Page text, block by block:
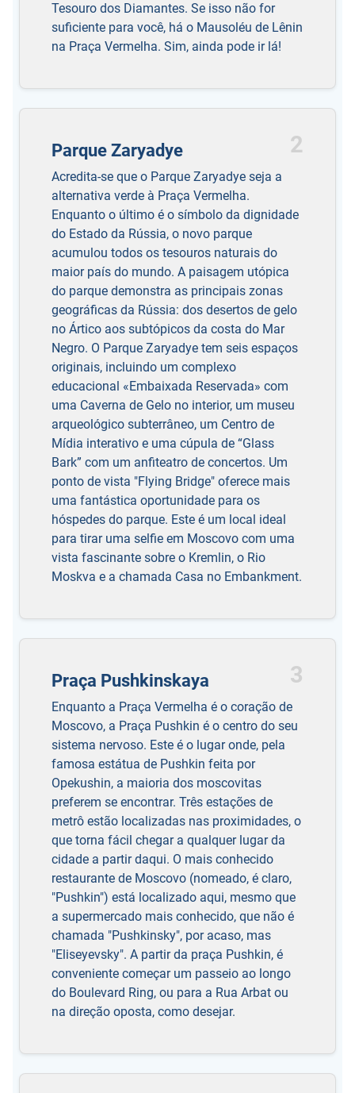
Tesouro dos Diamantes. Se isso não for
suficiente para você, há o Mausoléu de Lênin
na Praça Vermelha. Sim, ainda pode ir lá!
2
Parque Zaryadye
Acredita-se que o Parque Zaryadye seja a
alternativa verde à Praça Vermelha.
Enquanto o último é o símbolo da dignidade
do Estado da Rússia, o novo parque
acumulou todos os tesouros naturais do
maior país do mundo. A paisagem utópica
do parque demonstra as principais zonas
geográficas da Rússia: dos desertos de gelo
no Ártico aos subtópicos da costa do Mar
Negro. O Parque Zaryadye tem seis espaços
originais, incluindo um complexo
educacional «Embaixada Reservada» com
uma Caverna de Gelo no interior, um museu
arqueológico subterrâneo, um Centro de
Mídia interativo e uma cúpula de “Glass
Bark” com um anfiteatro de concertos. Um
ponto de vista "Flying Bridge" oferece mais
uma fantástica oportunidade para os
hóspedes do parque. Este é um local ideal
para tirar uma selfie em Moscovo com uma
vista fascinante sobre o Kremlin, o Rio
Moskva e a chamada Casa no Embankment.
3
Praça Pushkinskaya
Enquanto a Praça Vermelha é o coração de
Moscovo, a Praça Pushkin é o centro do seu
sistema nervoso. Este é o lugar onde, pela
famosa estátua de Pushkin feita por
Opekushin, a maioria dos moscovitas
preferem se encontrar. Três estações de
metrô estão localizadas nas proximidades, o
que torna fácil chegar a qualquer lugar da
cidade a partir daqui. O mais conhecido
restaurante de Moscovo (nomeado, é claro,
"Pushkin") está localizado aqui, mesmo que
a supermercado mais conhecido, que não é
chamada "Pushkinsky", por acaso, mas
"Eliseyevsky". A partir da praça Pushkin, é
conveniente começar um passeio ao longo
do Boulevard Ring, ou para a Rua Arbat ou
na direção oposta, como desejar.